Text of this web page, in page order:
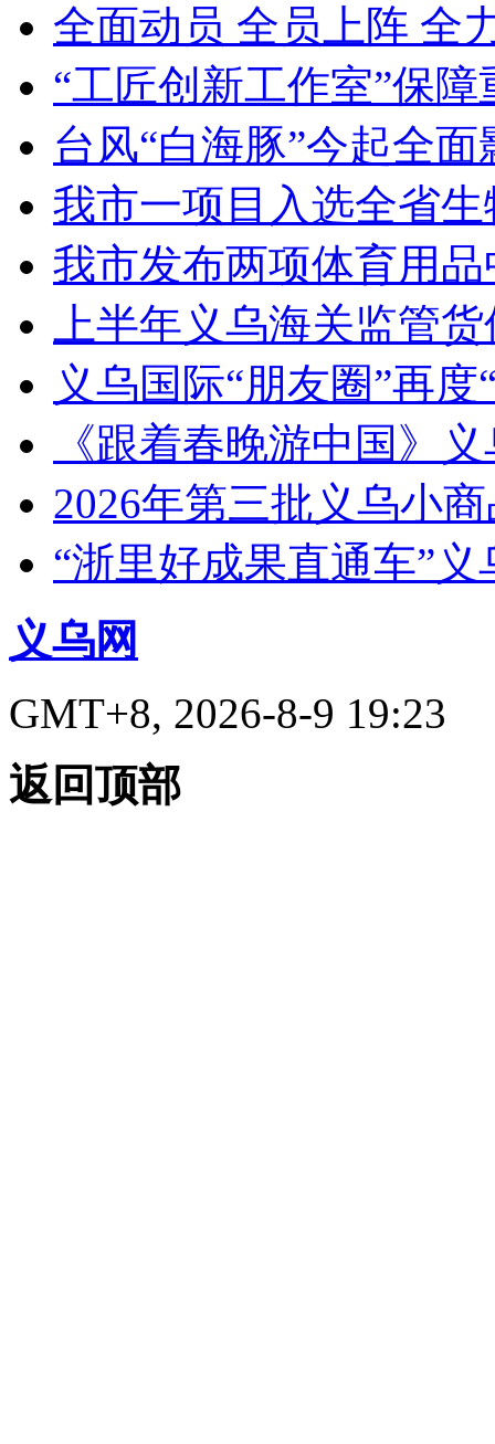
全面动员 全员上阵 全
“工匠创新工作室”保
台风“白海豚”今起全面
我市一项目入选全省
我市发布两项体育用
上半年义乌海关监管
义乌国际“朋友圈”再度
《跟着春晚游中国》
2026年第三批义乌小
“浙里好成果直通车”
义乌网
GMT+8, 2026-8-9 19:23
返回顶部